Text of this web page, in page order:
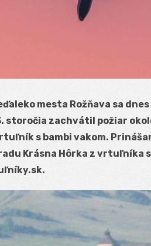
mesta Rožňava sa
storočia zachvátil požiar
s bambi vakom.
Krásna Hôrka z vrtuľníka